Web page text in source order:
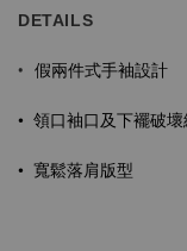
DETAILS
• 假兩件式手袖設計
• 領口袖口及下襬破
• 寬鬆落肩版型